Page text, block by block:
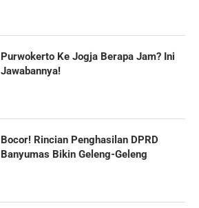
Purwokerto Ke Jogja Berapa Jam? Ini
Jawabannya!
Bocor! Rincian Penghasilan DPRD
Banyumas Bikin Geleng-Geleng